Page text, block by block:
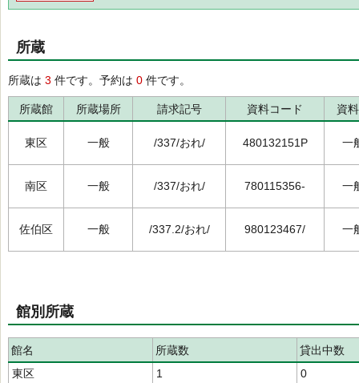
所蔵
所蔵は 3 件です。予約は 0 件です。
所蔵館 所蔵場所 請求記号 資料コード 資
東区 一般 /337/おれ/ 480132151P 一
南区 一般 /337/おれ/ 780115356- 一
佐伯区 一般 /337.2/おれ/ 980123467/ 一
館別所蔵
館名 所蔵数
貸出中数
東区
1
0